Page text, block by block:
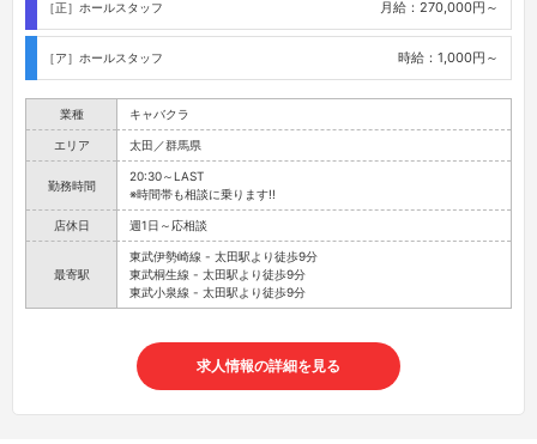
［正］ホールスタッフ 月給：270,000円～
［ア］ホールスタッフ 時給：1,000円～
業種 キャバクラ
エリア 太田／群馬県
勤務時間
20:30～LAST
※時間帯も相談に乗ります!!
店休日 週1日～応相談
最寄駅
東武伊勢崎線 - 太田駅より徒歩9分
東武桐生線 - 太田駅より徒歩9分
東武小泉線 - 太田駅より徒歩9分
求人情報の詳細を見る